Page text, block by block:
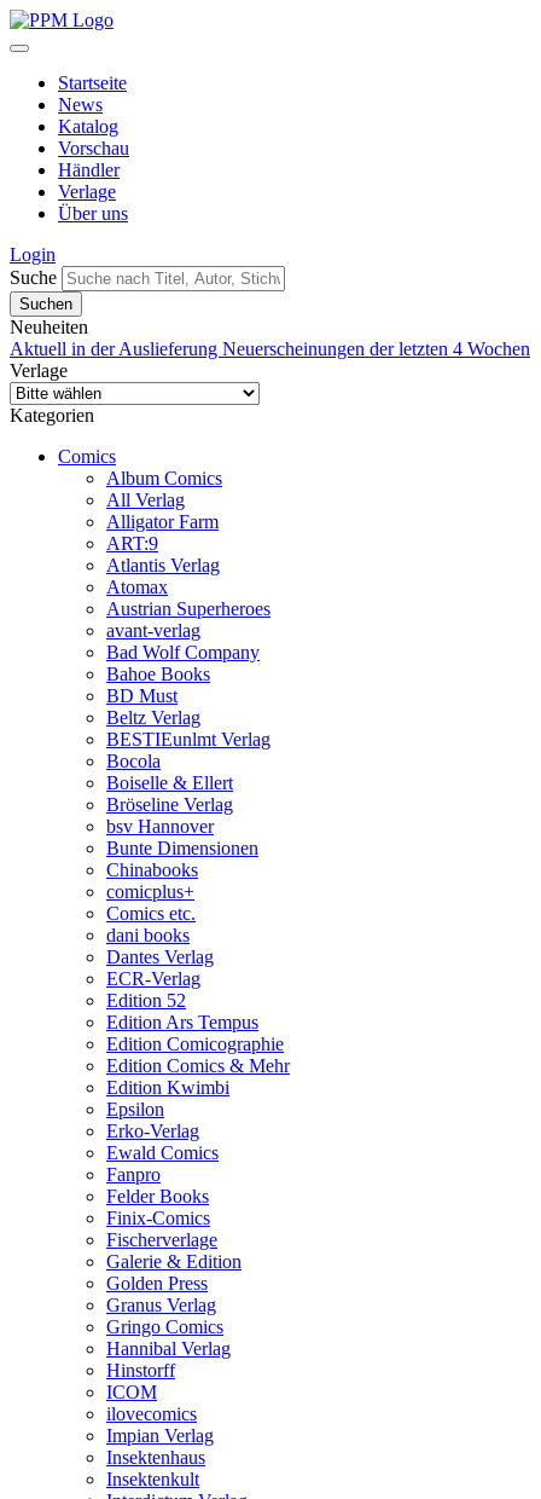
Startseite
News
Katalog
Vorschau
Händler
Verlage
Über uns
Login
Suche
Neuheiten
Aktuell in der Auslieferung Neuerscheinungen der letzten 4 Wochen
Verlage
Kategorien
Comics
Album Comics
All Verlag
Alligator Farm
ART:9
Atlantis Verlag
Atomax
Austrian Superheroes
avant-verlag
Bad Wolf Company
Bahoe Books
BD Must
Beltz Verlag
BESTIEunlmt Verlag
Bocola
Boiselle & Ellert
Bröseline Verlag
bsv Hannover
Bunte Dimensionen
Chinabooks
comicplus+
Comics etc.
dani books
Dantes Verlag
ECR-Verlag
Edition 52
Edition Ars Tempus
Edition Comicographie
Edition Comics & Mehr
Edition Kwimbi
Epsilon
Erko-Verlag
Ewald Comics
Fanpro
Felder Books
Finix-Comics
Fischerverlage
Galerie & Edition
Golden Press
Granus Verlag
Gringo Comics
Hannibal Verlag
Hinstorff
ICOM
ilovecomics
Impian Verlag
Insektenhaus
Insektenkult